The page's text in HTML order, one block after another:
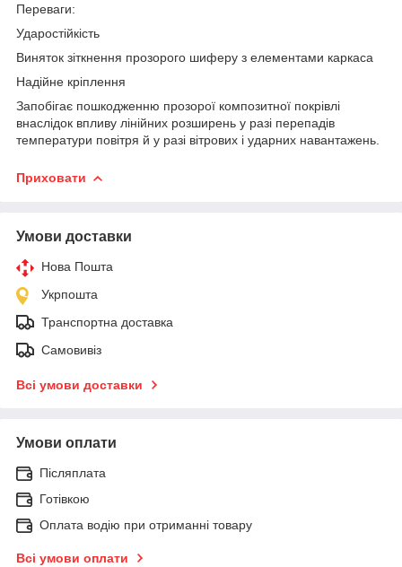
Переваги:
Ударостійкість
Виняток зіткнення прозорого шиферу з елементами каркаса
Надійне кріплення
Запобігає пошкодженню прозорої композитної покрівлі
внаслідок впливу лінійних розширень у разі перепадів
температури повітря й у разі вітрових і ударних навантажень.
Приховати
Умови доставки
Нова Пошта
Укрпошта
Транспортна доставка
Самовивіз
Всі умови доставки
Умови оплати
Післяплата
Готівкою
Оплата водію при отриманні товару
Всі умови оплати